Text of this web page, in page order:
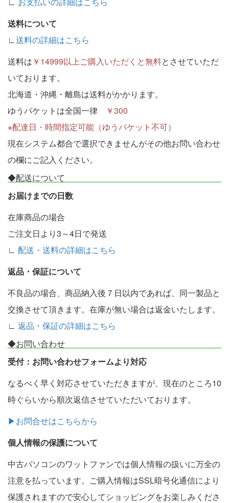
送料について
∟送料の詳細はこちら
送料は ￥14999以上ご購入いただくと無料とさせていただ
いております。
北海道・沖縄・離島は送料がかかります。
ゆうパケットは全国一律
￥300
※配達日・時間指定可能（ゆうパケット不可）
現在システム都合で選択できませんがその他お問い合わせ
の欄にご記入ください。
◆配送について
お届けまでの日数
在庫商品の場合
ご注文日より3～4日で発送
∟ 配送・送料の詳細はこちら
返品・保証について
不良品の場合、商品納入後７日以内であれば、同一製品と
交換させて頂きます。在庫が無い場合は返金いたします。
∟ 返品・保証の詳細はこちら
◆お問い合わせ
受付：お問い合わせフォームより対応
なるべく早く対応させていただきますが、現在のところ10
時ぐらいから順次返信させていただいております。
▶お問合せはこちらから
個人情報の保護について
中古パソコンのワットファンでは個人情報の扱いに万全の
注意を払っています。ご購入情報はSSL暗号化通信により
保護されますので安心してショッピングをお楽しみくださ